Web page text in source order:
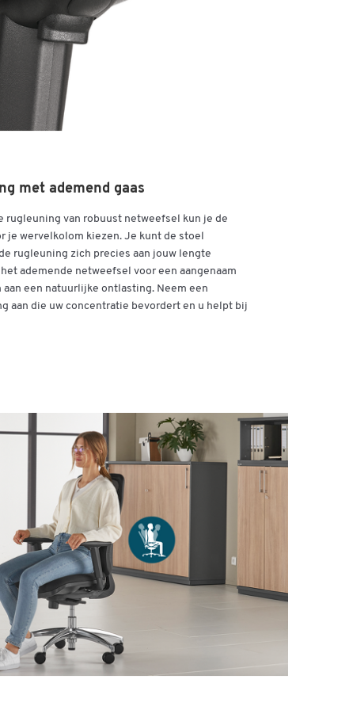
met ademend gaas
rugleuning van robuust netweefsel kun je de
je wervelkolom kiezen. Je kunt de stoel
rugleuning zich precies aan jouw lengte
ademende netweefsel voor een aangenaam
een natuurlijke ontlasting. Neem een
aan die uw concentratie bevordert en u helpt bij